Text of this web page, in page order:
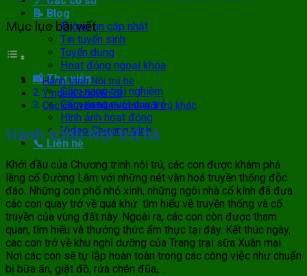
📝 Blog
Thông tin cập nhật
Tin tuyển sinh
Tuyển dụng
Hoạt động ngoại khóa
📸 Thư viện
Cẩm nang trải nghiệm
Cẩm nang nuôi dạy trẻ
Hình ảnh hoạt động
Video Chương trình
📞 Liên hệ
Mục lục bài viết
Hành trình Nội trú hè
Ý nghĩa chuyến đi
Các chuyến hành trình nội trú khác
Hành trình Nội trú hè
Khởi đầu của Chương trình nội trú, các con được khám phá
làng cổ Đường Lâm với những nét văn hoá truyền thống độc
đáo. Những con phố nhỏ xinh, những ngôi nhà cổ kính đã đưa
các con quay trở về quá khứ tìm hiểu về truyền thống và cổ
truyền của vùng đất này. Ngoài ra, các con còn được tham
quan, tìm hiểu và thưởng thức ẩm thực tại đây. Kết thúc ngày,
các con trở về khu nghỉ dưỡng của Trang trại sữa Xuân mai.
Nơi các con sẽ tự lập hoàn toàn trong các công việc như chuẩn
bị bữa ăn, giặt đồ, rửa chén đũa,…